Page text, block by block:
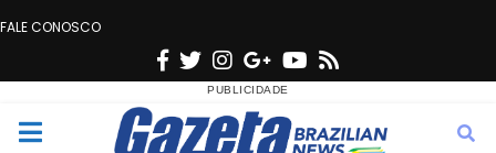
FALE CONOSCO
F
c
T
w
i
n
s
G
o
o
Y
u s
M